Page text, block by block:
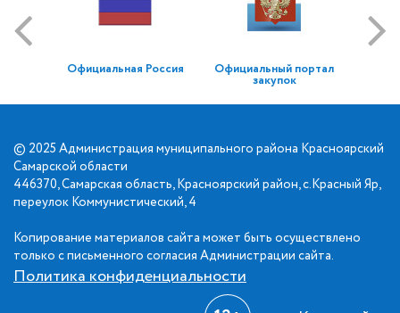
Официальная Россия Официальный портал
закупок
© 2025 Администрация муниципального района Красноярский
Самарской области
446370, Самарская область, Красноярский район, с.Красный Яр,
переулок Коммунистический, 4
Копирование материалов сайта может быть осуществлено
только с письменного согласия Администрации сайта.
Политика конфиденциальности